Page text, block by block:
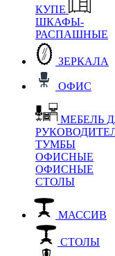
КУПЕ
ШКАФЫ-
РАСПАШНЫЕ
ЗЕРКАЛА
ОФИС
МЕБЕЛЬ
ТУМБЫ
ОФИСНЫЕ
ОФИСНЫЕ
СТОЛЫ
МАССИВ
СТОЛЫ